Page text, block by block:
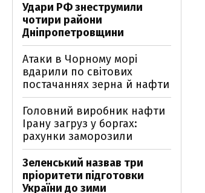
Удари РФ знеструмили
чотири райони
Дніпропетровщини
Атаки в Чорному морі
вдарили по світових
постачаннях зерна й нафти
Головний виробник нафти
Ірану загруз у боргах:
рахунки заморозили
Зеленський назвав три
пріоритети підготовки
України до зими